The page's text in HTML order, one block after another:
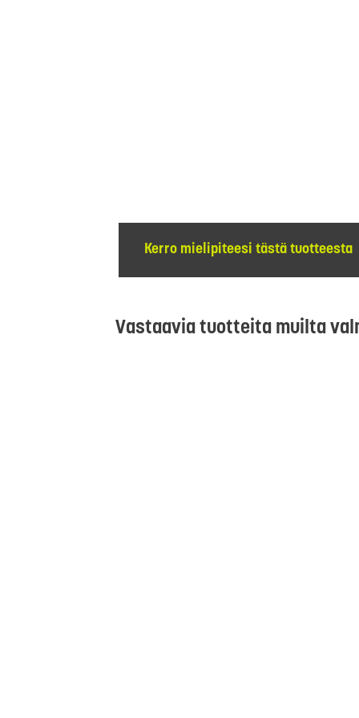
Kerro mielipiteesi tästä tuotteesta
Vastaavia tuotteita muilta